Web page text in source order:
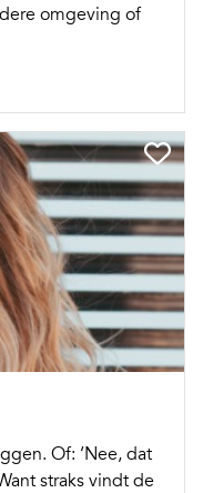
omgeving of
Of: ‘Nee, dat
straks vindt de